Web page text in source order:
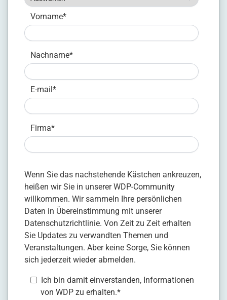
Vorname*
Nachname*
E-mail*
Firma*
Wenn Sie das nachstehende Kästchen ankreuzen,
heißen wir Sie in unserer WDP-Community
willkommen. Wir sammeln Ihre persönlichen
Daten in Übereinstimmung mit unserer
Datenschutzrichtlinie. Von Zeit zu Zeit erhalten
Sie Updates zu verwandten Themen und
Veranstaltungen. Aber keine Sorge, Sie können
sich jederzeit wieder abmelden.
Ich bin damit einverstanden, Informationen
von WDP zu erhalten.*